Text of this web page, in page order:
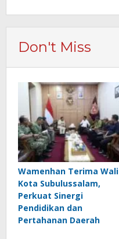
Don't Miss
Wamenhan Terima Wali
Kota Subulussalam,
Perkuat Sinergi
Pendidikan dan
Pertahanan Daerah